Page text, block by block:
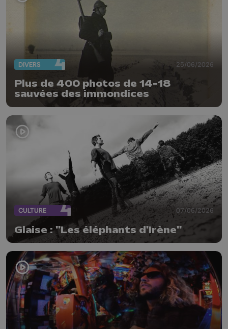
DIVERS 25/06/2026
Plus de 400 photos de 14-18
sauvées des immondices
CULTURE 07/06/2026
Glaise : "Les éléphants d'Irène"